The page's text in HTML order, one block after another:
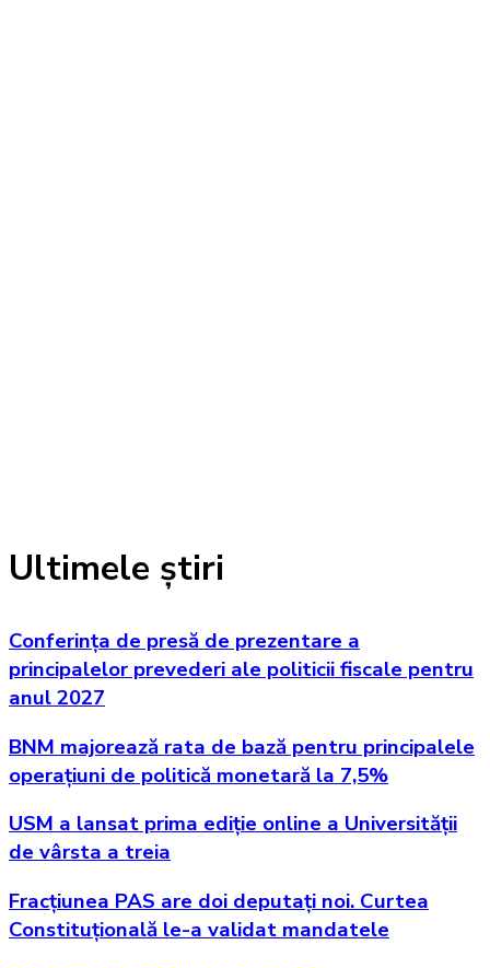
Ultimele știri
Conferința de presă de prezentare a
principalelor prevederi ale politicii fiscale pentru
anul 2027
BNM majorează rata de bază pentru principalele
operațiuni de politică monetară la 7,5%
USM a lansat prima ediție online a Universității
de vârsta a treia
Fracțiunea PAS are doi deputați noi. Curtea
Constituțională le-a validat mandatele